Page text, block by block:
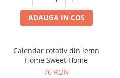
ADAUGA IN COS
Calendar rotativ din lemn
Home Sweet Home
76 RON